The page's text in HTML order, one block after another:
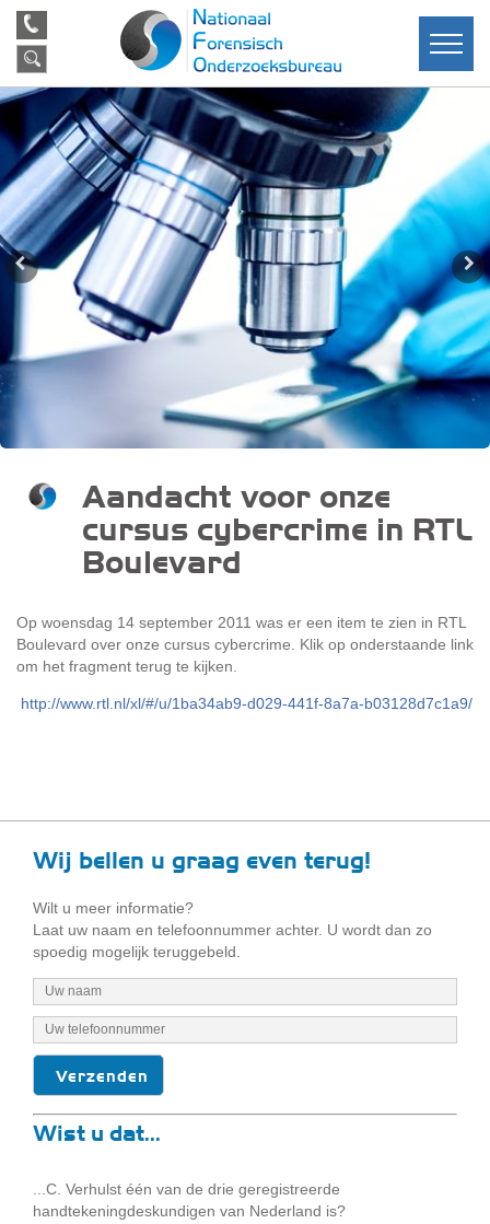
Aandacht voor onze
cursus cybercrime in RTL
Boulevard
Op woensdag 14 september 2011 was er een item te zien in RTL
Boulevard over onze cursus cybercrime. Klik op onderstaande link
om het fragment terug te kijken.
http://www.rtl.nl/xl/#/u/1ba34ab9-d029-441f-8a7a-b03128d7c1a9/
Wij bellen u graag even terug!
Wilt u meer informatie?
Laat uw naam en telefoonnummer achter. U wordt dan zo
spoedig mogelijk teruggebeld.
Wist u dat...
...C. Verhulst één van de drie geregistreerde
handtekeningdeskundigen van Nederland is?